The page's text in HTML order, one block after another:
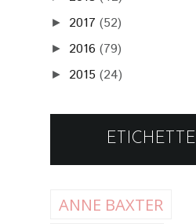
► 2017 (52)
► 2016 (79)
► 2015 (24)
ETICHETTE
ANNE BAXTER